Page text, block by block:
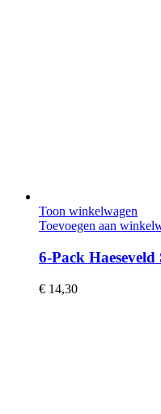
Toon winkelwagen
Toevoegen aan
6-Pack
€ 14,30